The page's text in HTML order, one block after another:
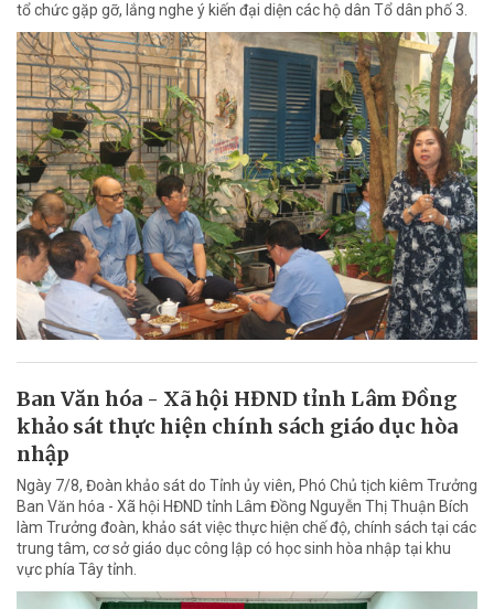
tổ chức gặp gỡ, lắng nghe ý kiến đại diện các hộ dân Tổ dân phố 3.
Ban Văn hóa - Xã hội HĐND tỉnh Lâm Đồng
khảo sát thực hiện chính sách giáo dục hòa
nhập
Ngày 7/8, Đoàn khảo sát do Tỉnh ủy viên, Phó Chủ tịch kiêm Trưởng
Ban Văn hóa - Xã hội HĐND tỉnh Lâm Đồng Nguyễn Thị Thuận Bích
làm Trưởng đoàn, khảo sát việc thực hiện chế độ, chính sách tại các
trung tâm, cơ sở giáo dục công lập có học sinh hòa nhập tại khu
vực phía Tây tỉnh.